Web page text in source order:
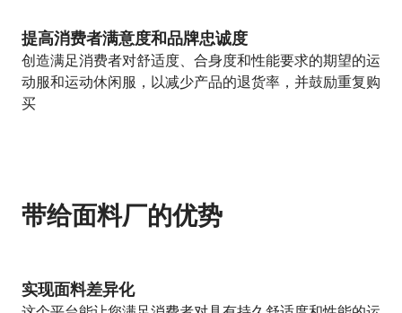
提高消费者满意度和品牌忠诚度
创造满足消费者对舒适度、合身度和性能要求的期望的运
动服和运动休闲服，以减少产品的退货率，并鼓励重复购
买
带给面料厂的优势
实现面料差异化